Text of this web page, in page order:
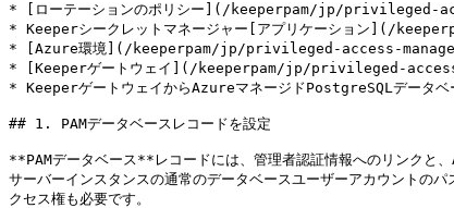
* [ローテーションのポリシー](/keeperpam/jp/privileged-
* Keeperシークレットマネージャー[アプリケーション](/
* [Azure環境](/keeperpam/jp/privileged-access-
* [Keeperゲートウェイ](/keeperpam/jp/privileged-
* KeeperゲートウェイからAzureマネージドPostgreSQLデータベ
## 1. PAMデータベースレコードを設定
**PAMデータベース**レコードには、管理者認証情報へのリンク
サーバーインスタンスの通常のデータベースユーザーアカウントの
クセス権も必要です。